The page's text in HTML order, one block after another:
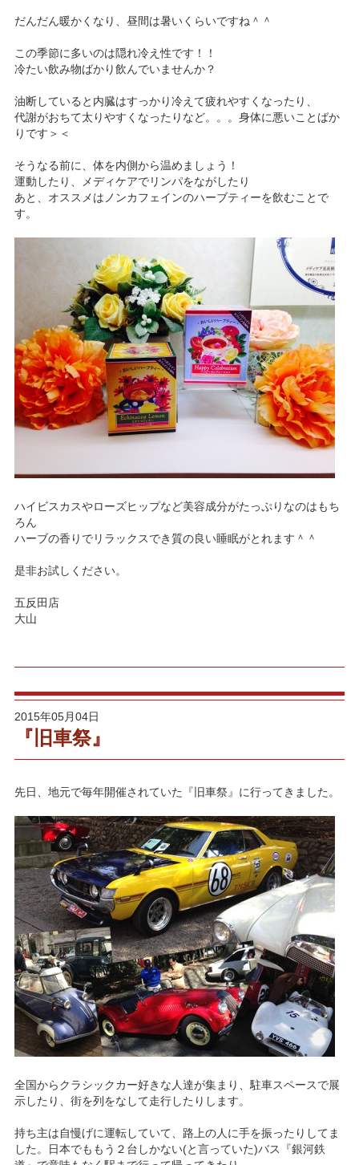
だんだん暖かくなり、昼間は暑いくらいですね＾＾
この季節に多いのは隠れ冷え性です！！
冷たい飲み物ばかり飲んでいませんか？
油断していると内臓はすっかり冷えて疲れやすくなったり、
代謝がおちて太りやすくなったりなど。。。身体に悪いことばか
りです＞＜
そうなる前に、体を内側から温めましょう！
運動したり、メディケアでリンパをながしたり
あと、オススメはノンカフェインのハーブティーを飲むことで
す。
ハイビスカスやローズヒップなど美容成分がたっぷりなのはもち
ろん
ハーブの香りでリラックスでき質の良い睡眠がとれます＾＾
是非お試しください。
五反田店
大山
2015年05月04日
『旧車祭』
先日、地元で毎年開催されていた『旧車祭』に行ってきました。
全国からクラシックカー好きな人達が集まり、駐車スペースで展
示したり、街を列をなして走行したりします。
持ち主は自慢げに運転していて、路上の人に手を振ったりしてま
した。日本でももう２台しかない(と言っていた)バス『銀河鉄